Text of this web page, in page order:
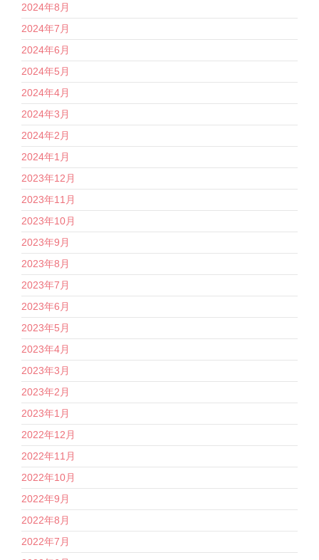
2024年8月
2024年7月
2024年6月
2024年5月
2024年4月
2024年3月
2024年2月
2024年1月
2023年12月
2023年11月
2023年10月
2023年9月
2023年8月
2023年7月
2023年6月
2023年5月
2023年4月
2023年3月
2023年2月
2023年1月
2022年12月
2022年11月
2022年10月
2022年9月
2022年8月
2022年7月